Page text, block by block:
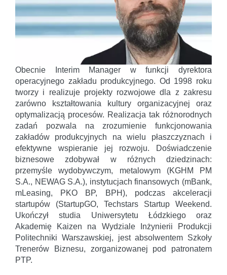
Obecnie Interim Manager w funkcji dyrektora
operacyjnego zakładu produkcyjnego. Od 1998 roku
tworzy i realizuje projekty rozwojowe dla z zakresu
zarówno kształtowania kultury organizacyjnej oraz
optymalizacją procesów. Realizacja tak różnorodnych
zadań pozwala na zrozumienie funkcjonowania
zakładów produkcyjnych na wielu płaszczyznach i
efektywne wspieranie jej rozwoju. Doświadczenie
biznesowe zdobywał w różnych dziedzinach:
przemyśle wydobywczym, metalowym (KGHM PM
S.A., NEWAG S.A.), instytucjach finansowych (mBank,
mLeasing, PKO BP, BPH), podczas akceleracji
startupów (StartupGO, Techstars Startup Weekend.
Ukończył studia Uniwersytetu Łódzkiego oraz
Akademię Kaizen na Wydziale Inżynierii Produkcji
Politechniki Warszawskiej, jest absolwentem Szkoły
Trenerów Biznesu, zorganizowanej pod patronatem
PTP.